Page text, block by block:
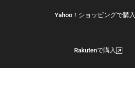
Yahoo！ショッピングで購入
Rakutenで購入